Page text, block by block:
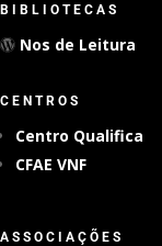
BIBLIOTECAS
Nos de Leitura
CENTROS
Centro Qualifica
CFAE VNF
ASSOCIAÇÕES